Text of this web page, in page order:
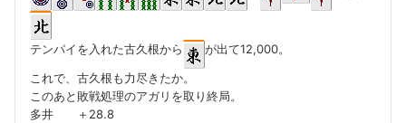
テンパイを入れた古久根から
が出て12,000。
これで、古久根も力尽きたか。
このあと敗戦処理のアガリを取り終局。
多井 ＋28.8